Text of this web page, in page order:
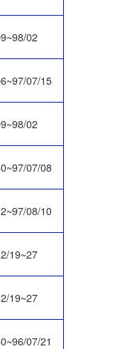
02
07/15
02
07/08
08/10
19~27
19~27
07/21